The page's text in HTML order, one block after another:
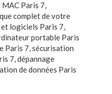
Paris 7,
complet de votre
logiciels Paris 7,
portable Paris
Paris 7,sécurisation
7,dépannage
de données Paris